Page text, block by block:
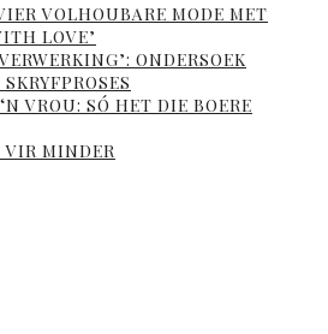
VOLHOUBARE MODE MET
LOVE’
ONDERSOEK
VROU: SÓ HET DIE BOERE
MINDER